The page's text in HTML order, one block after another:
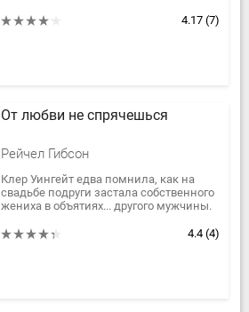
вместе с ней. Отныне, считал Бауэн, в
4.17 (7)
От любви не спрячешься
Рейчел Гибсон
Клер Уингейт едва помнила, как на
свадьбе подруги застала собственного
жениха в объятиях... другого мужчины.
провал в памяти и утро в...
4.4 (4)